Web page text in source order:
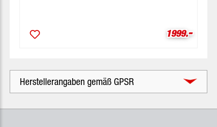
1999.-
Herstellerangaben gemäß GPSR